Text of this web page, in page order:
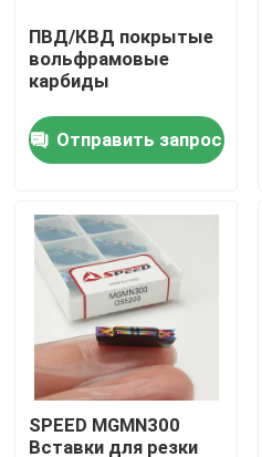
О Компании
Наша фабрика
контроль качества
контактные данные
Новости
Все случаи
Вставка карбида филируя
ПВД/КВД покрытые
вольфрамовые
карбиды
Отправить запрос
SPEED MGMN300
Вставки для резки